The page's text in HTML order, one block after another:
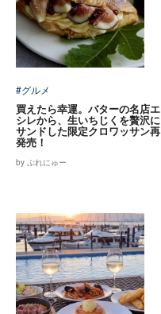
#グルメ
買えたら幸運。バターの名店エ
シレから、生いちじくを贅沢に
サンドした限定クロワッサン再
発売！
by ぷれにゅー